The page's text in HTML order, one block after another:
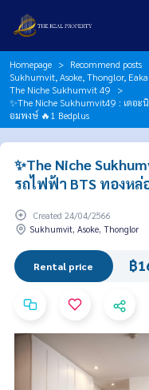
Homepage
Recommend posts
Sukhumvit, Asoke, Thonglor,
The Niche Sukhumvit 49
✨The Niche Sukhumvit49 : เดอ
อมพงษ์ 🔥1 Bedplus
✨The Niche
รถไฟฟ้า BTS ทองห
Created 24/04/2566
Sukhumvit, Asoke, Thonglor
Rental price ฿